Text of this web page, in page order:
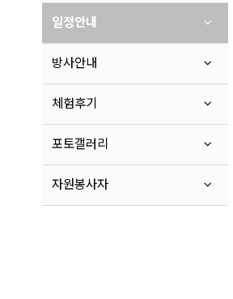
일정안내
방사안내
체험후기
포토갤러리
자원봉사자